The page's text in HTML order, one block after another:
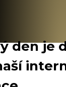
den je